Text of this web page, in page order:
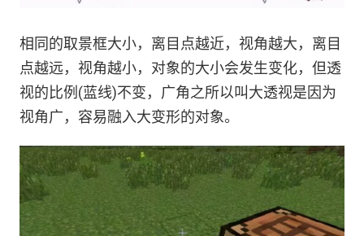
相同的取景框大小，离目点越近，视角越大，离目
点越远，视角越小，对象的大小会发生变化，但透
视的比例(蓝线)不变，广角之所以叫大透视是因为
视角广，容易融入大变形的对象。